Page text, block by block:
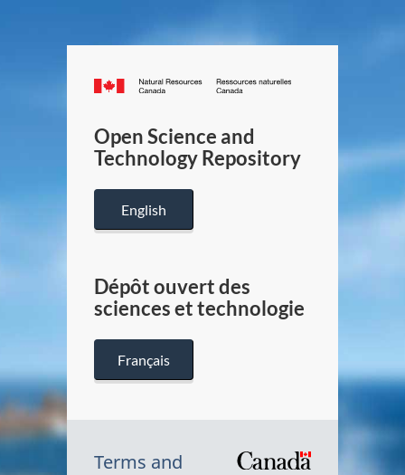
Canada.ca
/
Canada
Open Science and
Technology Repository
English
Dépôt ouvert des
sciences et technologie
Français
Terms and